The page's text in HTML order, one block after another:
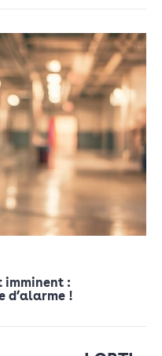
imminent :
d’alarme !